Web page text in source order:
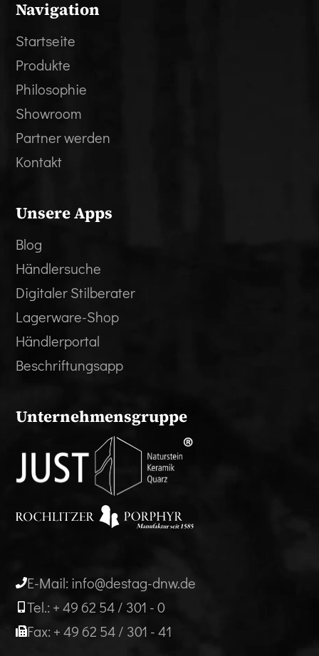
Navigation
Startseite
Produkte
Philosophie
Showroom
Partner werden
Kontakt
Unsere Apps
Blog
Händlersuche
Digitaler Stilberater
Lagerware-Shop
Händlerportal
Beschriftungsapp
Unternehmensgruppe
E-Mail: info@destag-dnw.de
Tel.: + 49 62 54 / 301 - 0
Fax: + 49 62 54 / 301 - 41